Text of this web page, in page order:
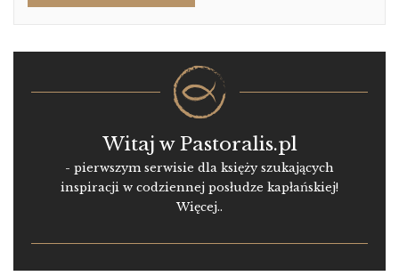
Witaj w Pastoralis.pl
- pierwszym serwisie dla księży szukających
inspiracji w codziennej posłudze kapłańskiej!
Więcej..